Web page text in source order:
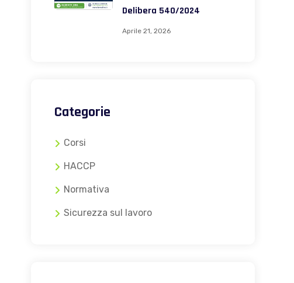
Delibera 540/2024
Aprile 21, 2026
Categorie
Corsi
HACCP
Normativa
Sicurezza sul lavoro